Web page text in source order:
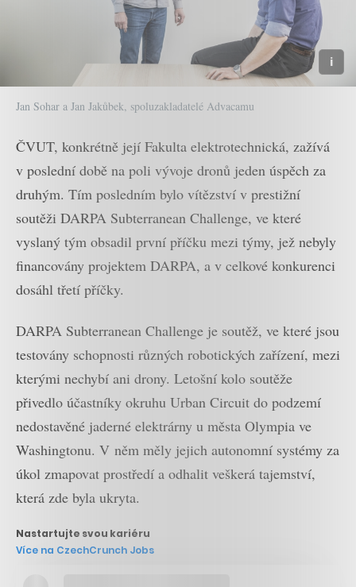
Jan Sohar a Jan Jakůbek, spoluzakladatelé Advacamu
ČVUT, konkrétně její Fakulta elektrotechnická, zažívá
v poslední době na poli vývoje dronů jeden úspěch za
druhým. Tím posledním bylo vítězství v prestižní
soutěži DARPA Subterranean Challenge, ve které
vyslaný tým obsadil první příčku mezi týmy, jež nebyly
financovány projektem DARPA, a v celkové konkurenci
dosáhl třetí příčky.
DARPA Subterranean Challenge je soutěž, ve které jsou
testovány schopnosti různých robotických zařízení, mezi
kterými nechybí ani drony. Letošní kolo soutěže
přivedlo účastníky okruhu Urban Circuit do podzemí
nedostavěné jaderné elektrárny u města Olympia ve
Washingtonu. V něm měly jejich autonomní systémy za
úkol zmapovat prostředí a odhalit veškerá tajemství,
která zde byla ukryta.
Nastartujte svou kariéru
Více na CzechCrunch Jobs